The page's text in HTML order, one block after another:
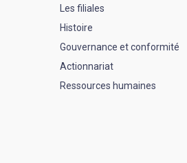
Les filiales
Histoire
Gouvernance et conformité
Actionnariat
Ressources humaines